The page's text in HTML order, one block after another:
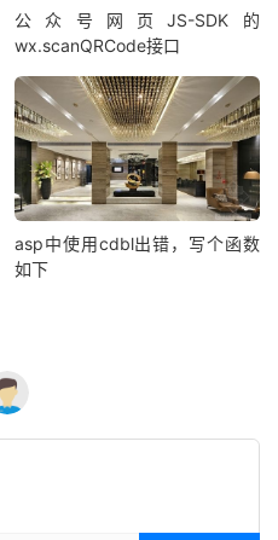
公众号网页JS-SDK的
wx.scanQRCode接口
asp中使用cdbl出错，写个函数
如下